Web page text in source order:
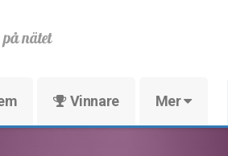
nätet
Vinnare Mer